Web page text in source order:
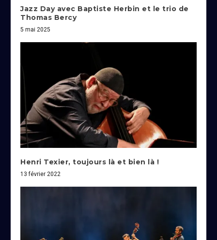
Jazz Day avec Baptiste Herbin et le trio de
Thomas Bercy
5 mai 2025
Henri Texier, toujours là et bien là !
13 février 2022